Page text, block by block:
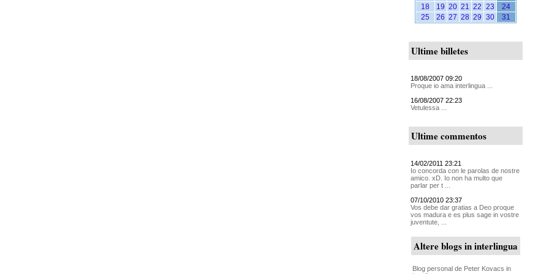
18
19 20 21 22 23
24
25
26 27 28 29 30 31
Ultime billetes
18/08/2007 09:20
Proque io ama interlingua ...
16/08/2007 22:23
Vetulessa ...
Ultime commentos
14/02/2011 23:21
Io concorda con le parolas de nostre
amico. xD. Io non ha multo que
parlar per t ...
07/10/2010 23:37
Vos debe dar gratias a Deo proque
vos madura e es plus sage in vostre
juventute, ...
Altere blogs in interlingua
Blog personal de Peter Kovacs in